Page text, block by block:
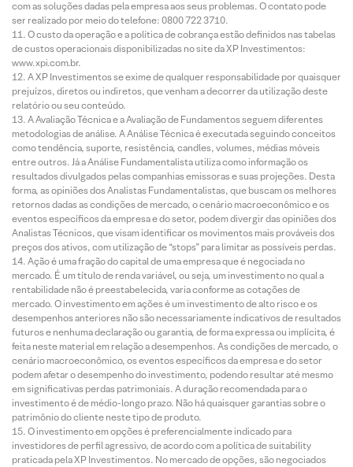
com as soluções dadas pela empresa aos seus problemas. O contato pode
ser realizado por meio do telefone: 0800 722 3710.
O custo da operação e a política de cobrança estão definidos nas tabelas
de custos operacionais disponibilizadas no site da XP Investimentos:
www.xpi.com.br.
A XP Investimentos se exime de qualquer responsabilidade por quaisquer
prejuízos, diretos ou indiretos, que venham a decorrer da utilização deste
relatório ou seu conteúdo.
A Avaliação Técnica e a Avaliação de Fundamentos seguem diferentes
metodologias de análise. A Análise Técnica é executada seguindo conceitos
como tendência, suporte, resistência, candles, volumes, médias móveis
entre outros. Já a Análise Fundamentalista utiliza como informação os
resultados divulgados pelas companhias emissoras e suas projeções. Desta
forma, as opiniões dos Analistas Fundamentalistas, que buscam os melhores
retornos dadas as condições de mercado, o cenário macroeconômico e os
eventos específicos da empresa e do setor, podem divergir das opiniões dos
Analistas Técnicos, que visam identificar os movimentos mais prováveis dos
preços dos ativos, com utilização de “stops” para limitar as possíveis perdas.
Ação é uma fração do capital de uma empresa que é negociada no
mercado. É um título de renda variável, ou seja, um investimento no qual a
rentabilidade não é preestabelecida, varia conforme as cotações de
mercado. O investimento em ações é um investimento de alto risco e os
desempenhos anteriores não são necessariamente indicativos de resultados
futuros e nenhuma declaração ou garantia, de forma expressa ou implícita, é
feita neste material em relação a desempenhos. As condições de mercado, o
cenário macroeconômico, os eventos específicos da empresa e do setor
podem afetar o desempenho do investimento, podendo resultar até mesmo
em significativas perdas patrimoniais. A duração recomendada para o
investimento é de médio-longo prazo. Não há quaisquer garantias sobre o
patrimônio do cliente neste tipo de produto.
O investimento em opções é preferencialmente indicado para
investidores de perfil agressivo, de acordo com a política de suitability
praticada pela XP Investimentos. No mercado de opções, são negociados